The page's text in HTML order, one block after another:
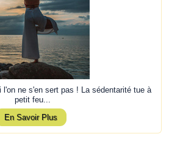
l'on ne s'en sert pas ! La sédentarité tue à
petit feu...
En Savoir Plus